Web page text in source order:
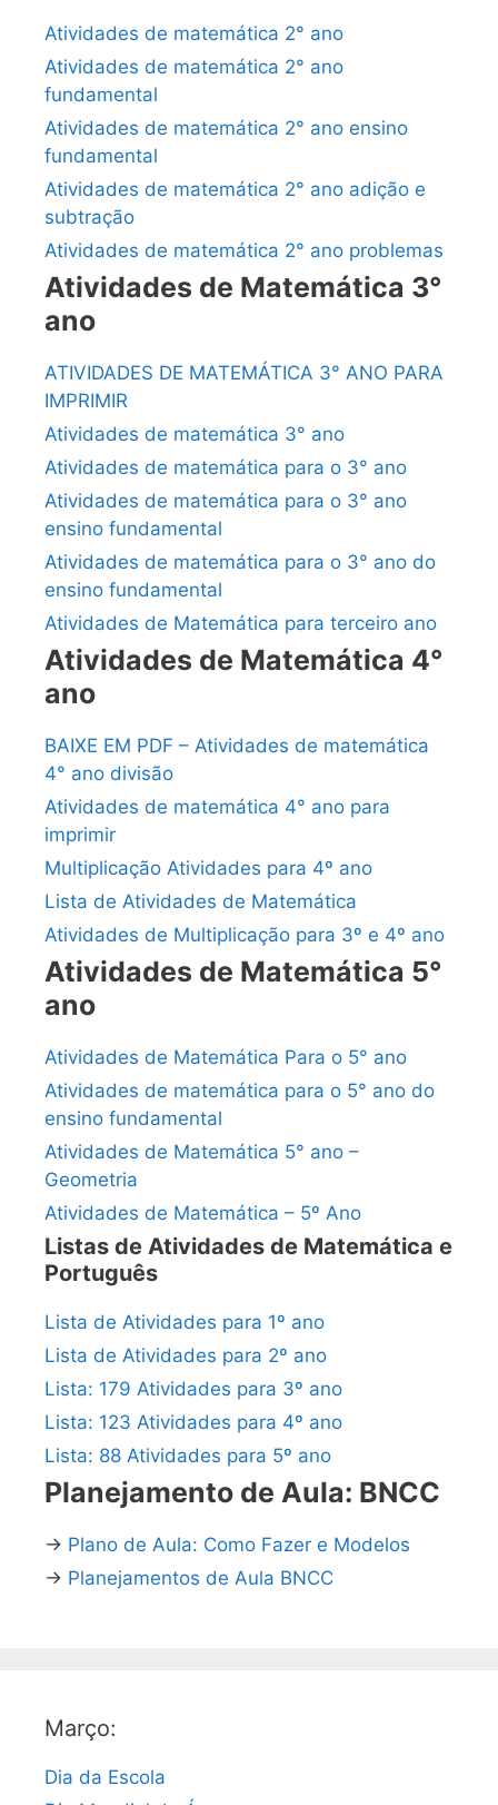
Atividades de matemática 2° ano
Atividades de matemática 2° ano
fundamental
Atividades de matemática 2° ano ensino
fundamental
Atividades de matemática 2° ano adição e
subtração
Atividades de matemática 2° ano problemas
Atividades de Matemática 3°
ano
ATIVIDADES DE MATEMÁTICA 3° ANO PARA
IMPRIMIR
Atividades de matemática 3° ano
Atividades de matemática para o 3° ano
Atividades de matemática para o 3° ano
ensino fundamental
Atividades de matemática para o 3° ano do
ensino fundamental
Atividades de Matemática para terceiro ano
Atividades de Matemática 4°
ano
BAIXE EM PDF – Atividades de matemática
4° ano divisão
Atividades de matemática 4° ano para
imprimir
Multiplicação Atividades para 4º ano
Lista de Atividades de Matemática
Atividades de Multiplicação para 3º e 4º ano
Atividades de Matemática 5°
ano
Atividades de Matemática Para o 5° ano
Atividades de matemática para o 5° ano do
ensino fundamental
Atividades de Matemática 5° ano –
Geometria
Atividades de Matemática – 5º Ano
Listas de Atividades de Matemática e
Português
Lista de Atividades para 1º ano
Lista de Atividades para 2º ano
Lista: 179 Atividades para 3º ano
Lista: 123 Atividades para 4º ano
Lista: 88 Atividades para 5º ano
Planejamento de Aula: BNCC
→ Plano de Aula: Como Fazer e Modelos
→ Planejamentos de Aula BNCC
Março:
Dia da Escola